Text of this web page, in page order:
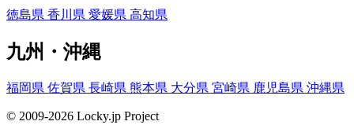
徳島県 香川県 愛媛県 高知県
九州・沖縄
福岡県 佐賀県 長崎県 熊本県 大分県 宮崎県 鹿児島県 沖縄県
© 2009-2026 Locky.jp Project